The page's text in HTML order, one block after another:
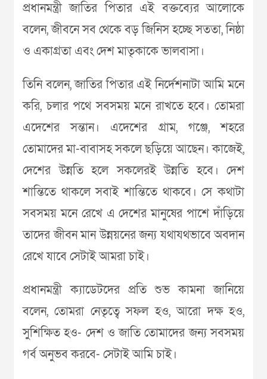
প্রধানমন্ত্রী জাতির পিতার এই বক্তব্যের আলোকে
বলেন, জীবনে সব থেকে বড় জিনিস হচ্ছে সততা, নিষ্ঠা
ও একাগ্রতা এবং দেশ মাতৃকাকে ভালবাসা।
তিনি বলেন, জাতির পিতার এই নির্দেশনাটা আমি মনে
করি, চলার পথে সবসময় মনে রাখতে হবে। তোমরা
এদেশের সন্তান। এদেশের গ্রাম, গঞ্জে, শহরে
তোমাদের মা-বাবাসহ সকলে ছড়িয়ে আছেন। কাজেই,
দেশের উন্নতি হলে সকলেরই উন্নতি হবে। দেশ
শান্তিতে থাকলে সবাই শান্তিতে থাকবে। সে কথাটা
সবসময় মনে রেখে এ দেশের মানুষের পাশে দাঁড়িয়ে
তাদের জীবন মান উন্নয়নের জন্য যথাযথভাবে অবদান
রেখে যাবে সেটাই আমরা চাই।
প্রধানমন্ত্রী ক্যাডেটদের প্রতি শুভ কামনা জানিয়ে
বলেন, তোমরা নেতৃত্বে সফল হও, আরো দক্ষ হও,
সুশিক্ষিত হও- দেশ ও জাতি তোমাদের জন্য সবসময়
গর্ব অনুভব করবে- সেটাই আমি চাই।